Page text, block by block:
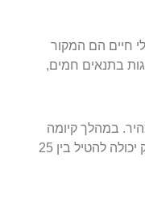
חיים הם המקור
בתנאים חמים,
במהלך קיומה
הקצר של כ-30 יום, נקבת קרדית האבק יכולה להטיל בין 25